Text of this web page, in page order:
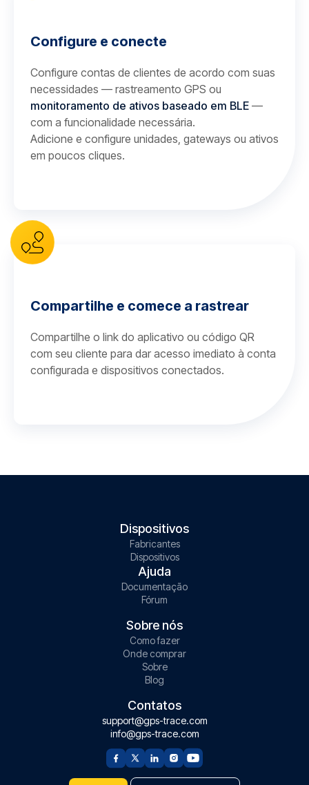
Configure e conecte
Configure contas de clientes de acordo com suas
necessidades — rastreamento GPS ou
monitoramento de ativos baseado em BLE —
com a funcionalidade necessária.
Adicione e configure unidades, gateways ou ativos
em poucos cliques.
Compartilhe e comece a rastrear
Compartilhe o link do aplicativo ou código QR
com seu cliente para dar acesso imediato à conta
configurada e dispositivos conectados.
Dispositivos
Fabricantes
Dispositivos
Ajuda
Documentação
Fórum
Sobre nós
Como fazer
Onde comprar
Sobre
Blog
Contatos
support@gps-trace.com
info@gps-trace.com